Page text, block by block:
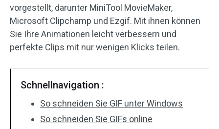
Videoeffekte
Videofarbe
Stapelverarbeitung
Ohne Wasserzeichen
vorgestellt, darunter MiniTool MovieMaker,
Microsoft Clipchamp und Ezgif. Mit ihnen können
Sie Ihre Animationen leicht verbessern und
perfekte Clips mit nur wenigen Klicks teilen.
Schnellnavigation :
So schneiden Sie GIF unter Windows
So schneiden Sie GIFs online